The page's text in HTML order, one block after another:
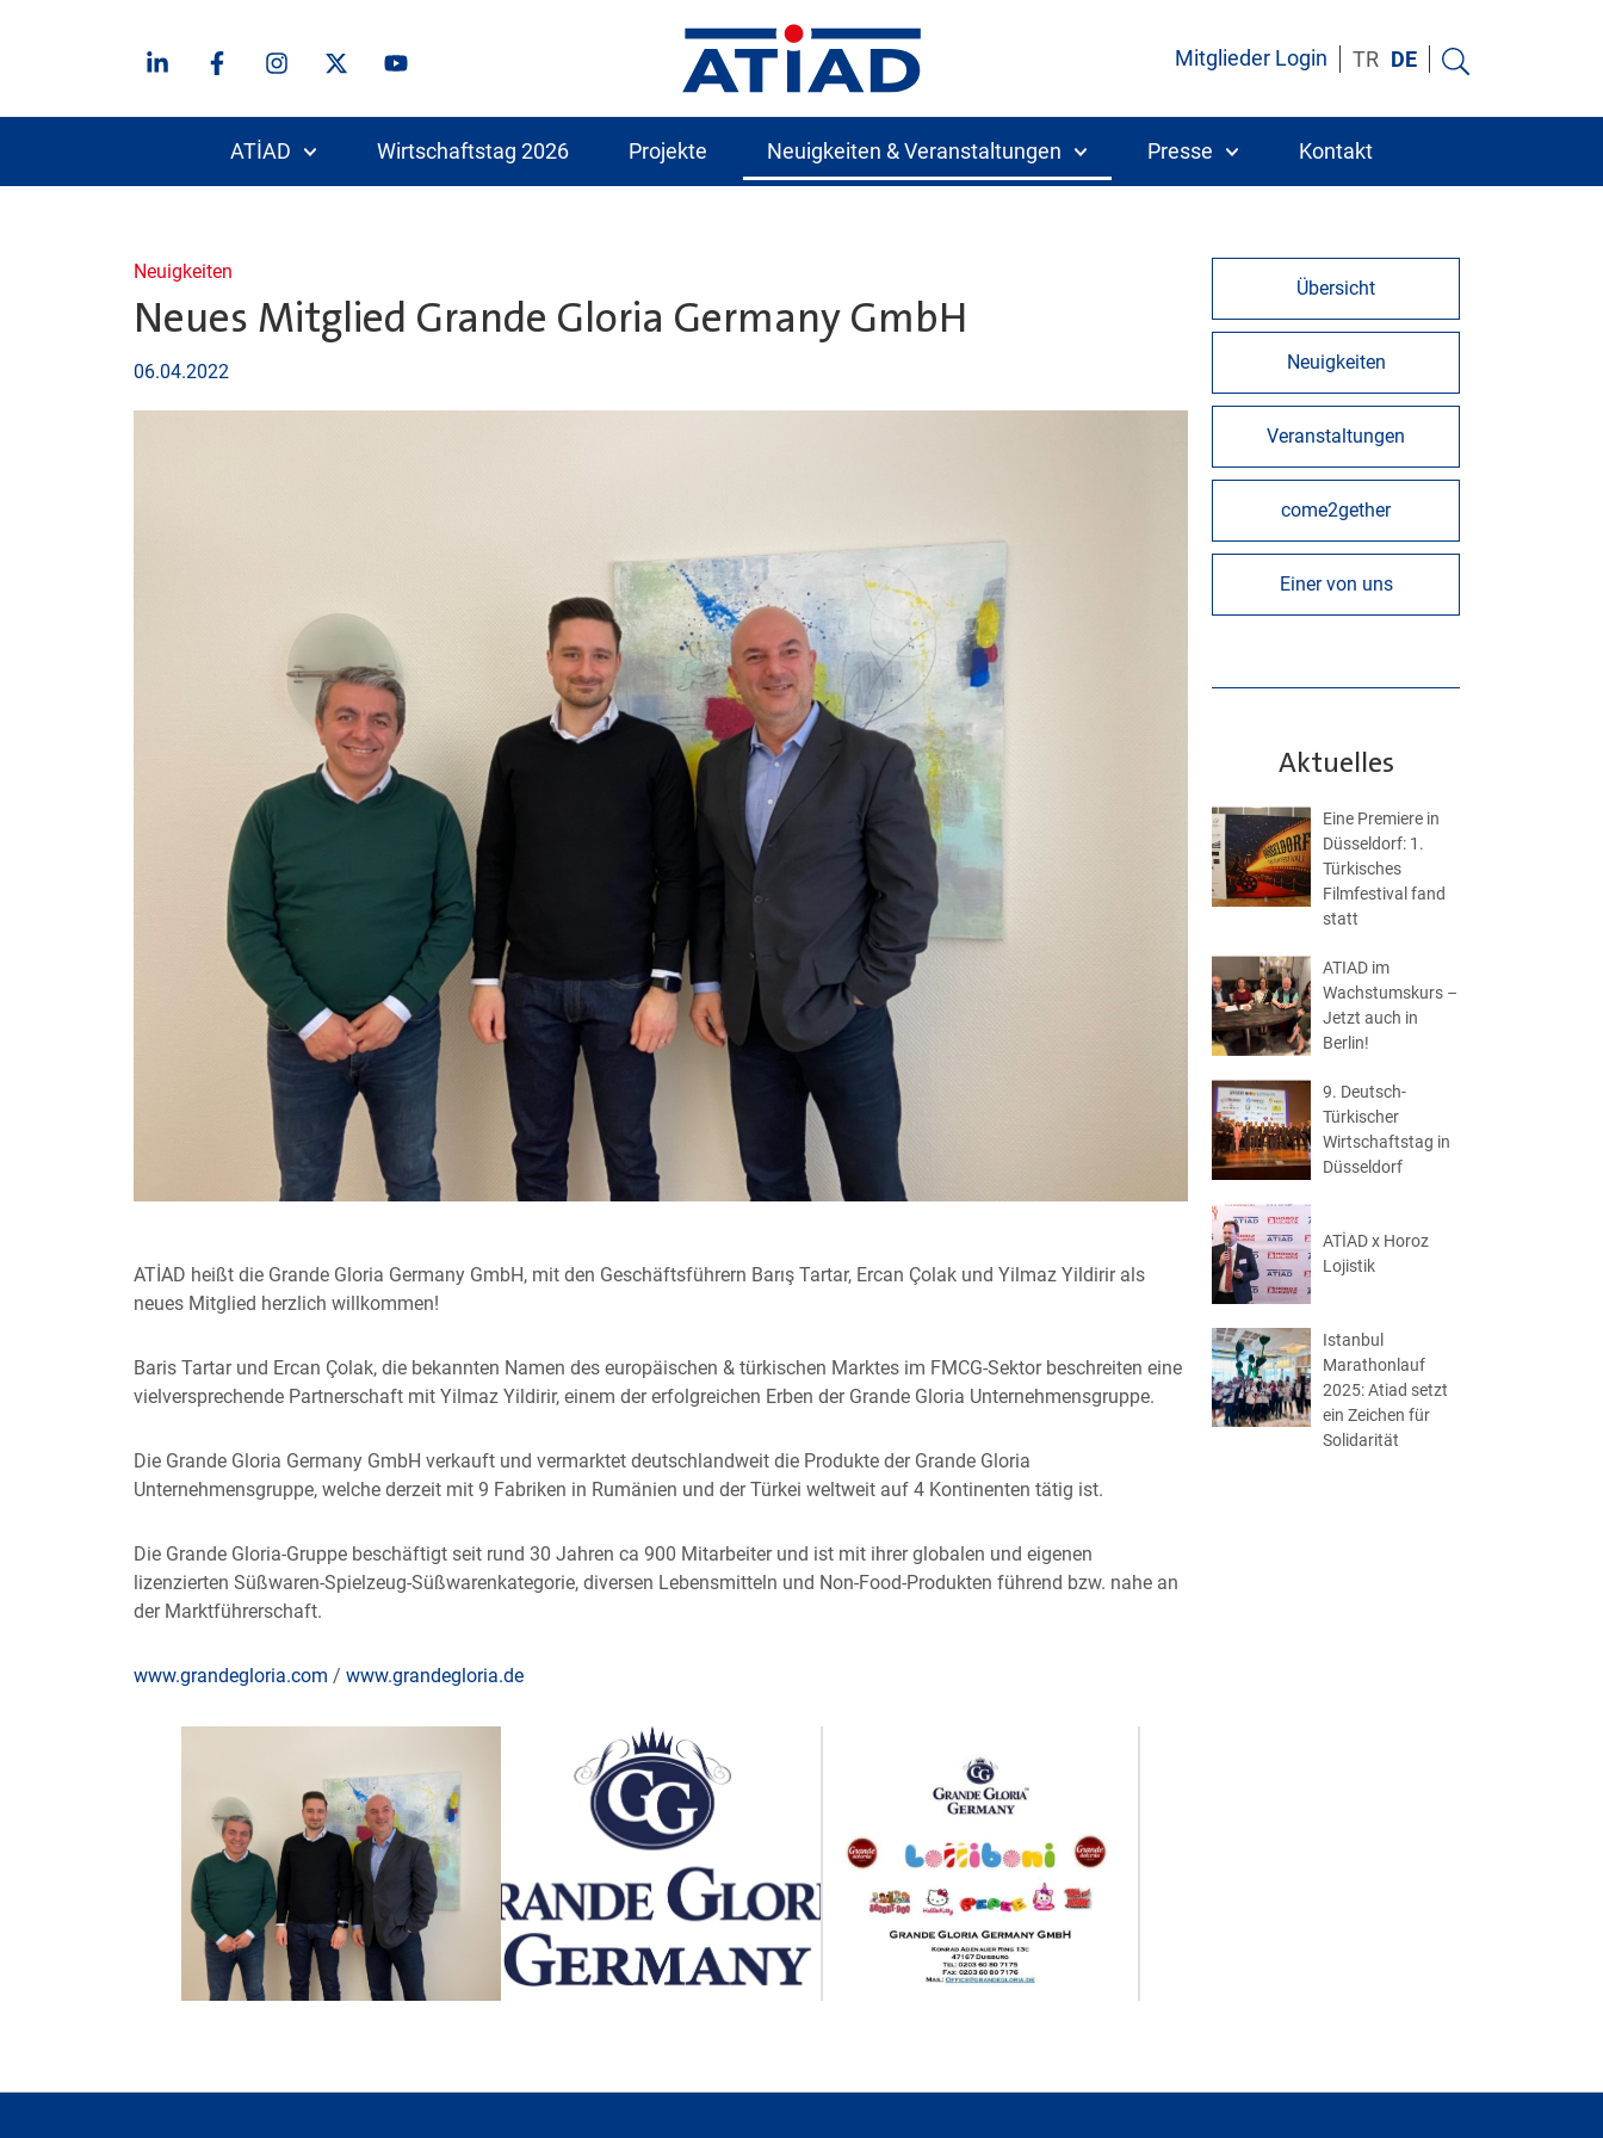
Mitglieder Login TR DE
ATİAD Wirtschaftstag 2026 Projekte Neuigkeiten & Veranstaltungen Presse Kontakt
Neuigkeiten
Neues Mitglied Grande Gloria Germany GmbH
06.04.2022
ATİAD heißt die Grande Gloria Germany GmbH, mit den Geschäftsführern Barış Tartar, Ercan Çolak und Yilmaz Yildirir als
neues Mitglied herzlich willkommen!
Baris Tartar und Ercan Çolak, die bekannten Namen des europäischen & türkischen Marktes im FMCG-Sektor beschreiten eine
vielversprechende Partnerschaft mit Yilmaz Yildirir, einem der erfolgreichen Erben der Grande Gloria Unternehmensgruppe.
Die Grande Gloria Germany GmbH verkauft und vermarktet deutschlandweit die Produkte der Grande Gloria
Unternehmensgruppe, welche derzeit mit 9 Fabriken in Rumänien und der Türkei weltweit auf 4 Kontinenten tätig ist.
Die Grande Gloria-Gruppe beschäftigt seit rund 30 Jahren ca 900 Mitarbeiter und ist mit ihrer globalen und eigenen
lizenzierten Süßwaren-Spielzeug-Süßwarenkategorie, diversen Lebensmitteln und Non-Food-Produkten führend bzw. nahe an
der Marktführerschaft.
www.grandegloria.com / www.grandegloria.de
Übersicht
Neuigkeiten
Veranstaltungen
come2gether
Einer von uns
Aktuelles
Eine Premiere in
Düsseldorf: 1.
Türkisches
Filmfestival fand
statt
ATIAD im
Wachstumskurs –
Jetzt auch in
Berlin!
9. Deutsch-
Türkischer
Wirtschaftstag in
Düsseldorf
ATİAD x Horoz
Lojistik
Istanbul
Marathonlauf
2025: Atiad setzt
ein Zeichen für
Solidarität